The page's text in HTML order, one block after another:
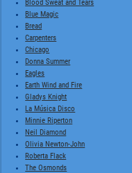
Blood Sweat and Tears
Blue Magic
Bread
Carpenters
Chicago
Donna Summer
Eagles
Earth Wind and Fire
Gladys Knight
La Música Disco
Minnie Riperton
Neil Diamond
Olivia Newton-John
Roberta Flack
The Osmonds